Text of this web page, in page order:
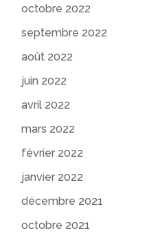
octobre 2022
septembre 2022
août 2022
juin 2022
avril 2022
mars 2022
février 2022
janvier 2022
décembre 2021
octobre 2021